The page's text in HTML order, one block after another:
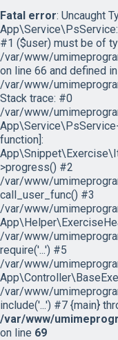
Fatal error: Uncaught
#1 ($user) must be of
/var/www/
on line 66 and defined in
/var/www/
Stack trace: #0
/var/www/
function]:
>progress() #2
/var/www/
call_user_func() #3
/var/www/
/var/www/
require('...') #5
/var/www/
/var/www/
include('...') #7 {main}
/var/www/
on line 69